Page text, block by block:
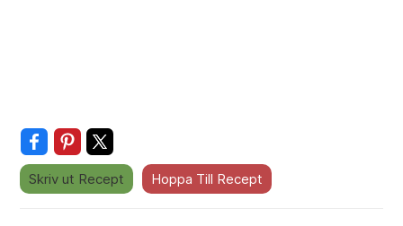
Skriv ut Recept Hoppa Till Recept